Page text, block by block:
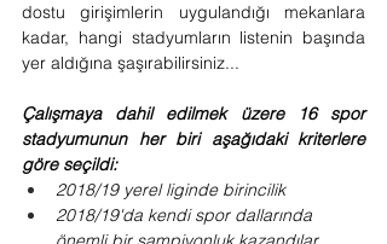
dostu girişimlerin uygulandığı mekanlara
kadar, hangi stadyumların listenin başında
yer aldığına şaşırabilirsiniz...
Çalışmaya dahil edilmek üzere 16 spor
stadyumunun her biri aşağıdaki kriterlere
göre seçildi:
2018/19 yerel liginde birincilik
2018/19'da kendi spor dallarında